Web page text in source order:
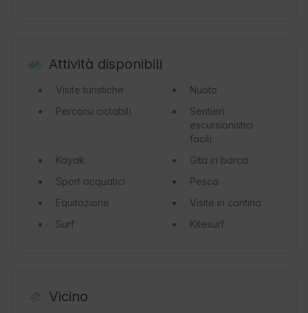
Attività disponibili
Visite turistiche
Nuoto
Percorsi ciclabili
Sentieri
escursionistici
facili
Kayak
Gita in barca
Sport acquatici
Pesca
Equitazione
Visite in cantina
Surf
Kitesurf
Vicino